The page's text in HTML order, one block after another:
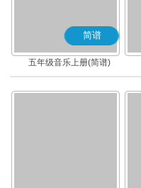
简谱
五年级音乐上册(简谱)